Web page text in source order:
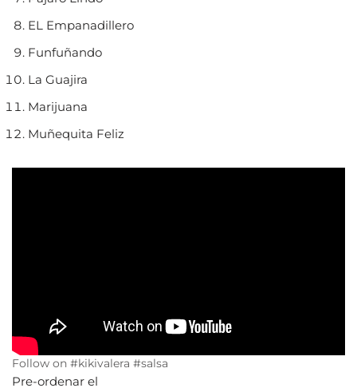
EL Empanadillero
Funfuñando
La Guajira
Marijuana
Muñequita Feliz
Follow on #kikivalera #salsa
Pre-ordenar el